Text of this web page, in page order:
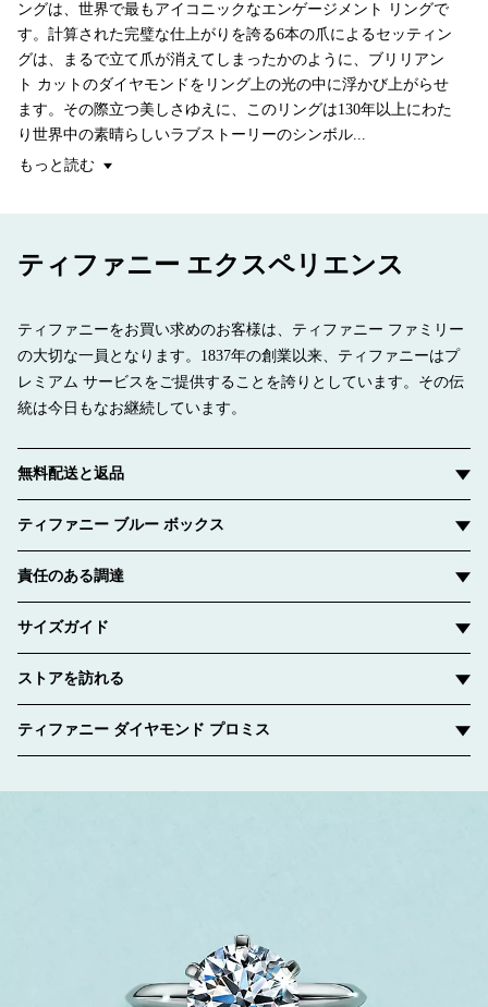
ングは、世界で最もアイコニックなエンゲージメント リングで
す。計算された完璧な仕上がりを誇る6本の爪によるセッティン
グは、まるで立て爪が消えてしまったかのように、ブリリアン
ト カットのダイヤモンドをリング上の光の中に浮かび上がらせ
ます。その際立つ美しさゆえに、このリングは130年以上にわた
り世界中の素晴らしいラブストーリーのシンボル...
もっと読む
ティファニー エクスペリエンス
ティファニーをお買い求めのお客様は、ティファニー ファミリー
の大切な一員となります。1837年の創業以来、ティファニーはプ
レミアム サービスをご提供することを誇りとしています。その伝
統は今日もなお継続しています。
無料配送と返品
ティファニー ブルー ボックス
責任のある調達
サイズガイド
ストアを訪れる
ティファニー ダイヤモンド プロミス